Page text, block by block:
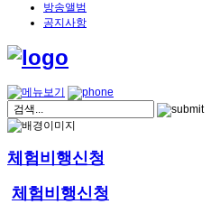
방송앨범
공지사항
체험비행신청
체험비행신청